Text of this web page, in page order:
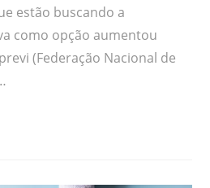
estão buscando a
como opção aumentou
(Federação Nacional de